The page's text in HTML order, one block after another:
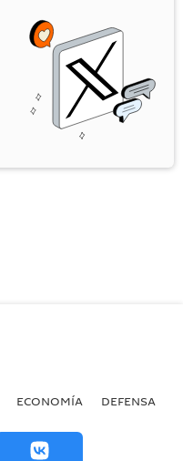
ECONOMÍA DEFENSA